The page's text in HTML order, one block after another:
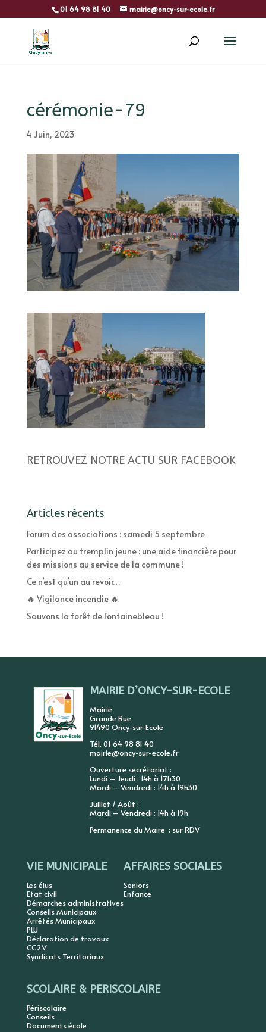
01 64 98 81 40 mairie@oncy-sur-ecole.fr
cérémonie-79
4 Juin, 2023
RETROUVEZ NOTRE ACTU SUR FACEBOOK
Articles récents
Forum des associations : samedi 5 septembre
Participez au tremplin jeune : une aide financière pour
des missions au service de la commune !
Ce n’est qu’un au revoir…
🔥 Vigilance incendie 🔥
Sauvons la forêt de Fontainebleau !
MAIRIE D’ONCY-SUR-ECOLE
Mairie
Grande Rue
91490 Oncy-sur-Ecole
Tél. 01 64 98 81 40
mairie@oncy-sur-ecole.fr
Ouverture secrétariat :
Lundi – Jeudi : 14h à 17h30
Mardi – Vendredi : 14h à 19h30
Juillet / Août :
Mardi – Vendredi : 14h à 19h
Permanence du Maire : sur RDV
VIE MUNICIPALE
Les élus
Etat civil
Démarches administratives
Conseils Municipaux
Arrêtés Municipaux
PLU
Déclaration de travaux
CC2V
Syndicats Territoriaux
AFFAIRES SOCIALES
Seniors
Enfance
SCOLAIRE & PERISCOLAIRE
Périscolaire
Conseils
Documents école